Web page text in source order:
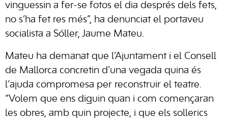
vinguessin a fer-se fotos el dia després dels fets,
no s’ha fet res més”, ha denunciat el portaveu
socialista a Sóller, Jaume Mateu.
Mateu ha demanat que l’Ajuntament i el Consell
de Mallorca concretin d’una vegada quina és
l’ajuda compromesa per reconstruir el teatre.
“Volem que ens diguin quan i com començaran
les obres, amb quin projecte, i que els sollerics